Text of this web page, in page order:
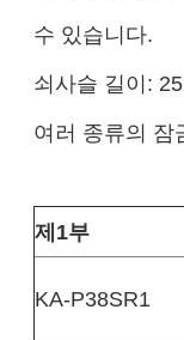
수 있습니다.
쇠사슬 길이:
여러 종류의 잠
제1부
KA-P38SR1